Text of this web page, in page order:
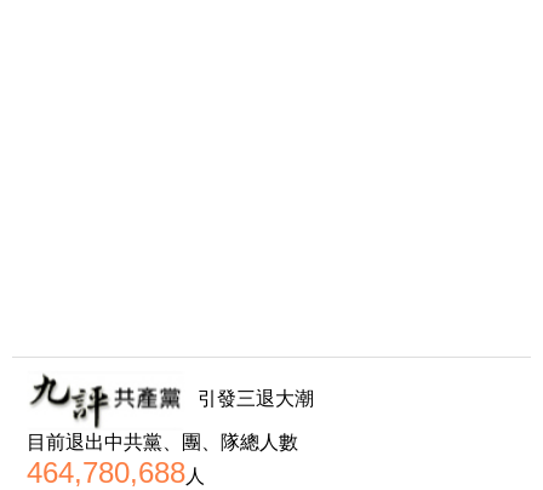
引發三退大潮
目前退出中共黨、團、隊總人數
464,780,688人